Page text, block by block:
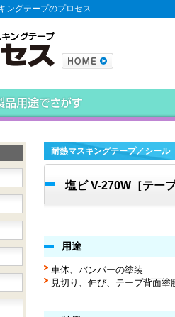
ングテープのプロセス
耐熱マスキングテープ／シール
塩ビ V-270W［テー
用途
車体、バンパーの塗装
見切り、伸び、テープ背面